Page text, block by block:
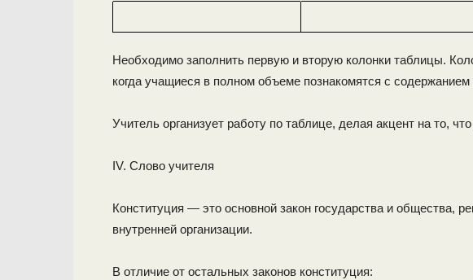
Необходимо заполнить первую и вторую колонки таблицы.
когда учащиеся в полном объеме познакомятся с
Учитель организует работу по таблице, делая акцент на то,
IV. Слово учителя
Конституция — это основной закон государства и общества,
внутренней организации.
В отличие от остальных законов конституция: